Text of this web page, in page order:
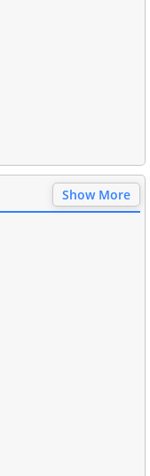
Show More